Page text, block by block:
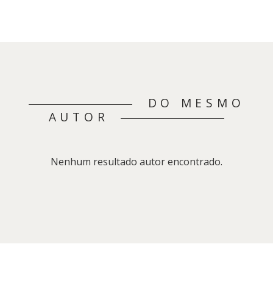
DO MESMO
AUTOR
Nenhum resultado autor encontrado.